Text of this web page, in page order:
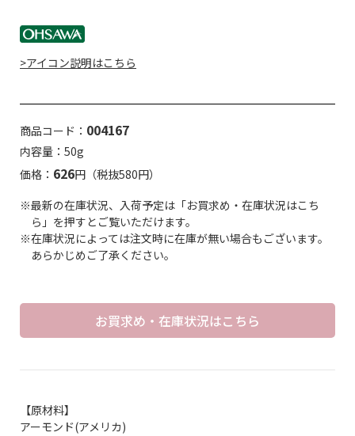
>アイコン説明はこちら
商品コード： 004167
内容量：50g
価格： 626円（税抜580円）
※最新の在庫状況、入荷予定は「お買求め・在庫状況はこち
ら」を押すとご覧いただけます。
※在庫状況によっては注文時に在庫が無い場合もございます。
あらかじめご了承ください。
お買求め・在庫状況はこちら
【原材料】
アーモンド(アメリカ)